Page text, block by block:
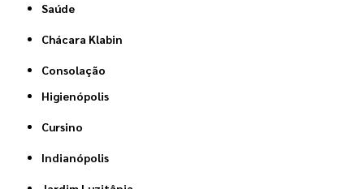
Saúde
Chácara Klabin
Consolação
Higienópolis
Cursino
Indianópolis